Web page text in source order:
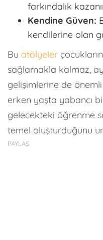
farkındalık
Kendine Güven:
kendilerine olan
Bu atölyeler
sağlamakla kalmaz,
gelişimlerine de
erken yaşta yabancı
gelecekteki öğrenme
temel oluşturduğunu
PAYLAŞ